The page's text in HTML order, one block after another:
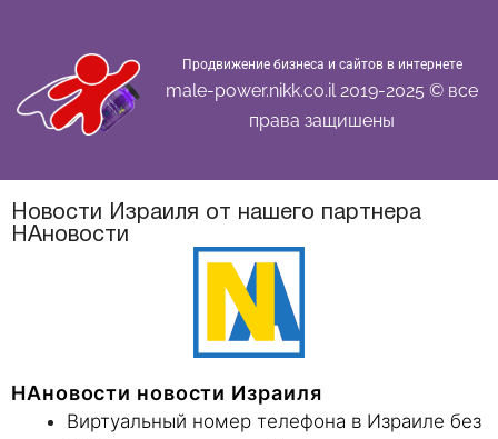
Продвижение бизнеса и сайтов в интернете
male-power.nikk.co.il 2019-2025 © все
права защишены
Новости Израиля от нашего партнера
НАновости
НАновости новости Израиля
Виртуальный номер телефона в Израиле без